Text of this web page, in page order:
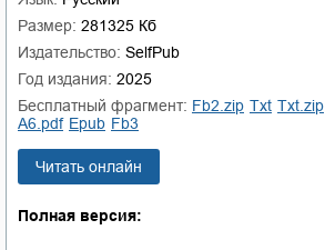
Размер: 281325 Кб
Издательство: SelfPub
Год издания: 2025
Бесплатный фрагмент:
fb2.zip txt txt.zip
a6.pdf
epub fb3
Читать онлайн
Полная версия: